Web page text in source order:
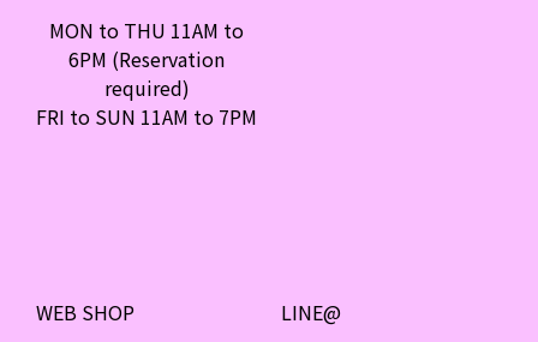
MON to THU 11AM to
6PM (Reservation
required)
FRI to SUN 11AM to 7PM
WEB SHOP LINE@